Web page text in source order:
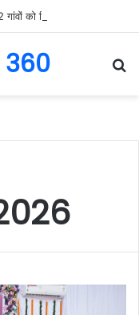
360